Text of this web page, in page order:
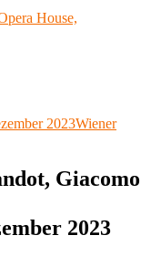
House,
2023Kategorien
Wiener
Giacomo
2023